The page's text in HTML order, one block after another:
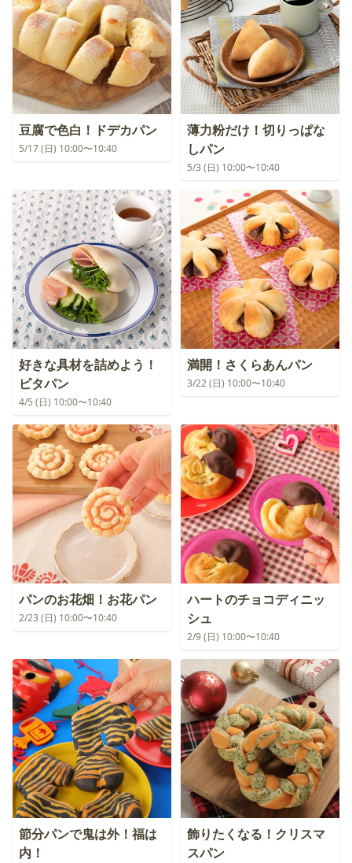
豆腐で色白！ドデカパン
5/17 (日) 10:00〜10:40
薄力粉だけ！切りっぱな
しパン
5/3 (日) 10:00〜10:40
好きな具材を詰めよう！
ピタパン
4/5 (日) 10:00〜10:40
満開！さくらあんパン
3/22 (日) 10:00〜10:40
パンのお花畑！お花パン
2/23 (日) 10:00〜10:40
ハートのチョコディニッ
シュ
2/9 (日) 10:00〜10:40
節分パンで鬼は外！福は
内！
飾りたくなる！クリスマ
スパン